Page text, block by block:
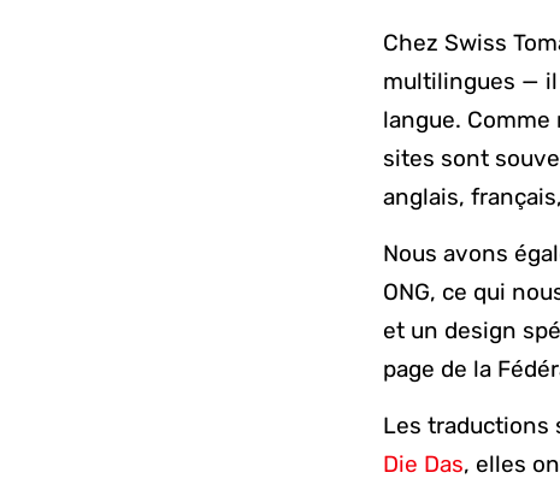
Chez Swiss
multilingues — il
langue.
sites sont
anglais,
Nous avons
ONG, ce qui
et un design
page de la
Les traductions
Die Das, elles